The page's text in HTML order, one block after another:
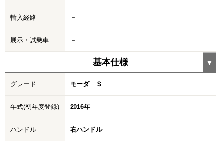
輸入経路 －
展示・試乗車 －
基本仕様
グレード モーダ Ｓ
年式(初年度登録) 2016年
ハンドル 右ハンドル